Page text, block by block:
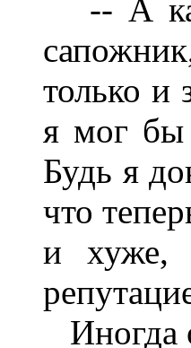
-- А
только и
я мог бы
Будь я
что
и хуже,
Иногда